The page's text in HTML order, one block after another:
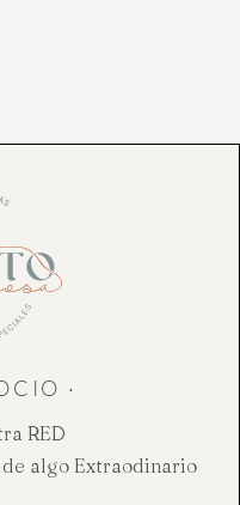
·
RED
algo Extraodinario